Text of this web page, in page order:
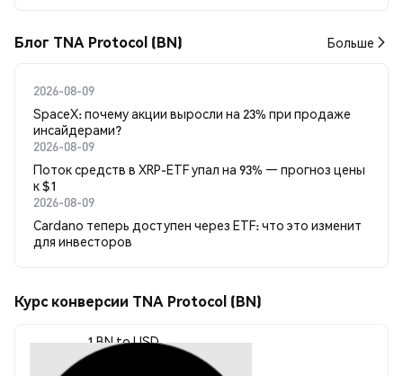
Блог TNA Protocol (BN) Больше
2026-08-09
SpaceX: почему акции выросли на 23% при продаже
инсайдерами?
2026-08-09
Поток средств в XRP-ETF упал на 93% — прогноз цены
к $1
2026-08-09
Cardano теперь доступен через ETF: что это изменит
для инвесторов
Курс конверсии TNA Protocol (BN)
1 BN to USD